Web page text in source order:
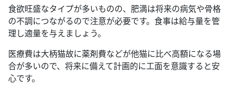
食欲旺盛なタイプが多いものの、肥満は将来の病気や骨格
の不調につながるので注意が必要です。食事は給与量を管
理し適量を与えましょう。
医療費は大柄猫故に薬剤費などが他猫に比べ高額になる場
合が多いので、将来に備えて計画的に工面を意識すると安
心です。